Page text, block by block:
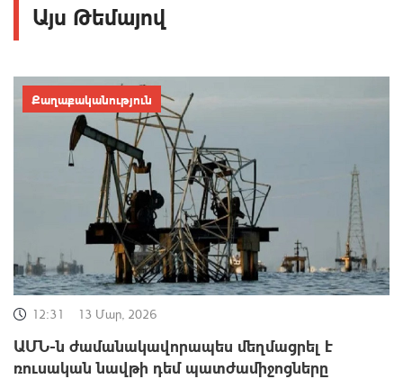
Այս Թեմայով
12:31 13 Մար, 2026
ԱՄՆ-ն ժամանակավորապես մեղմացրել է
ռուսական նավթի դեմ պատժամիջոցները
Քաղաքականություն